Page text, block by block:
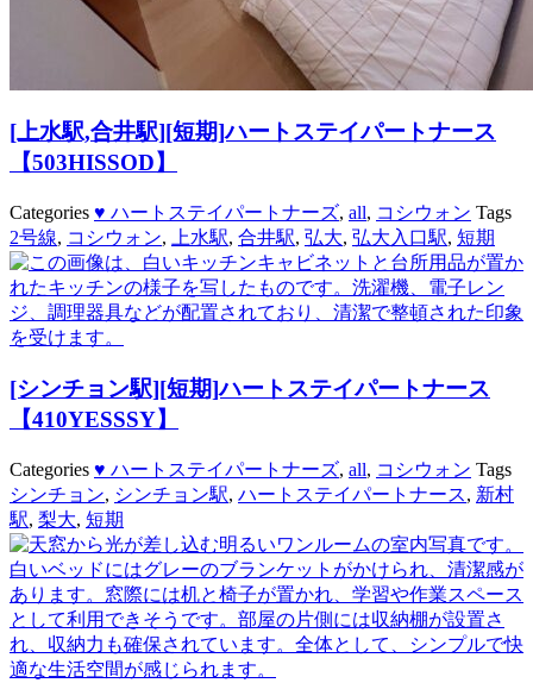
[上水駅,合井駅][短期]ハートステイパートナース
【503HISSOD】
Categories ♥ ハートステイパートナーズ, all, コシウォン Tags
2号線, コシウォン, 上水駅, 合井駅, 弘大, 弘大入口駅, 短期
[シンチョン駅][短期]ハートステイパートナース
【410YESSSY】
Categories ♥ ハートステイパートナーズ, all, コシウォン Tags
シンチョン, シンチョン駅, ハートステイパートナース, 新村
駅, 梨大, 短期